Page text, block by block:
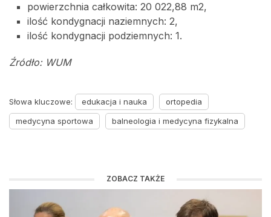
powierzchnia całkowita: 20 022,88 m2,
ilość kondygnacji naziemnych: 2,
ilość kondygnacji podziemnych: 1.
Źródło: WUM
Słowa kluczowe: edukacja i nauka
ortopedia
medycyna sportowa
balneologia i medycyna fizykalna
ZOBACZ TAKŻE